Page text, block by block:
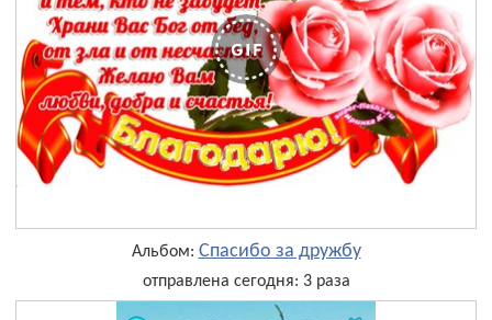
Альбом: Спасибо за дружбу
отправлена сегодня: 3 раза